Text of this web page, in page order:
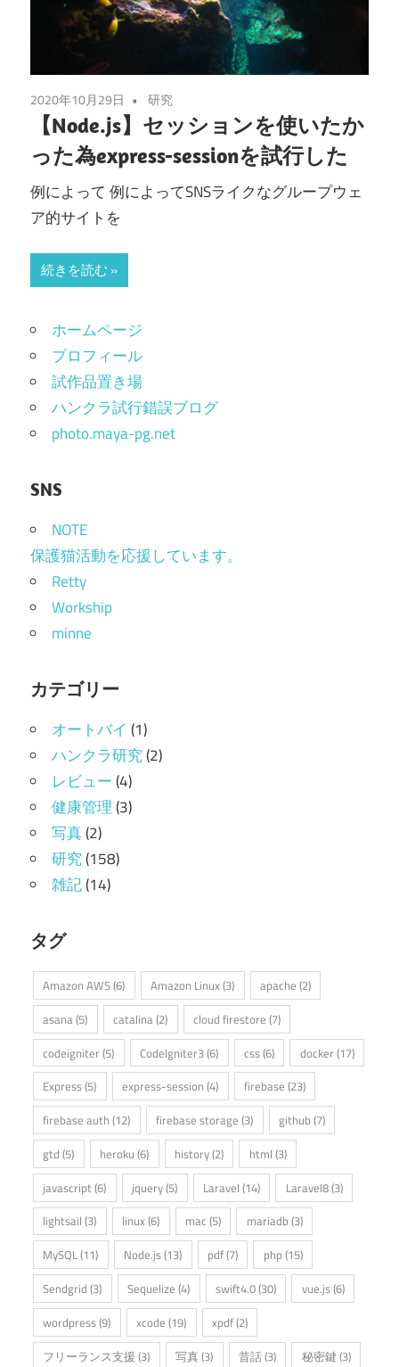
2020年10月29日 研究
【Node.js】セッションを使いたか
った為express-sessionを試行した
例によって 例によってSNSライクなグループウェ
ア的サイトを
続きを読む
ホームページ
プロフィール
試作品置き場
ハンクラ試行錯誤ブログ
photo.maya-pg.net
SNS
NOTE
保護猫活動を応援しています。
Retty
Workship
minne
カテゴリー
オートバイ (1)
ハンクラ研究(2)
レビュー(4)
健康管理(3)
写真(2)
研究(158)
雑記(14)
タグ
Amazon AWS(6) Amazon Linux(3) apache (2)
asana (5) catalina (2) cloud firestore (7)
codeigniter (5) CodeIgniter3(6) css(6) docker (17)
Express(5) express-session (4) firebase (23)
firebase auth (12) firebase storage (3) github (7)
gtd (5) heroku (6) history(2) html (3)
javascript(6) jquery(5) Laravel (14) Laravel8(3)
lightsail (3) linux(6) mac (5) mariadb (3)
MySQL(11) Node.js(13) pdf(7) php(15)
Sendgrid (3) Sequelize (4) swift4.0(30) vue.js(6)
wordpress(9) xcode (19) xpdf(2)
フリーランス支援 (3) 写真(3) 昔話(3) 秘密鍵 (3)